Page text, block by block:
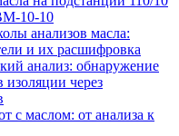
10-10
анализов масла:
и их расшифровка
анализ: обнаружение
через
с маслом: от анализа к